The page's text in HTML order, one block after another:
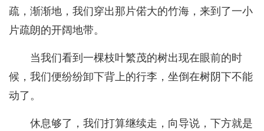
疏，渐渐地，我们穿出那片偌大的竹海，来到了一小
片疏朗的开阔地带。
当我们看到一棵枝叶繁茂的树出现在眼前的时
候，我们便纷纷卸下背上的行李，坐倒在树阴下不能
动了。
休息够了，我们打算继续走，向导说，下方就是